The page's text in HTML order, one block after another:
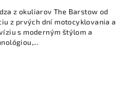
z
5
hviezdičiek.
z okuliarov The Barstow od
z prvých dní motocyklovania a
s moderným štýlom a